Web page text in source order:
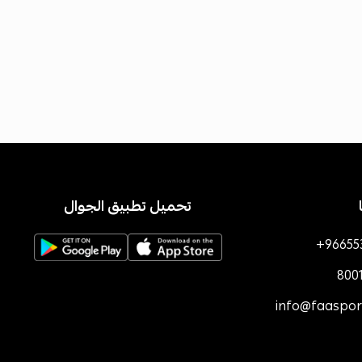
تحميل تطبيق الجوال